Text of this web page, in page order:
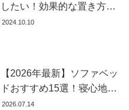
したい！効果的な置き方と
おすすめ商品を紹介します
2024.10.10
【2026年最新】ソファベッ
ドおすすめ15選！寝心地で
失敗しない選び方
2026.07.14